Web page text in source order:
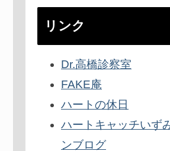
リンク
Dr.高橋診察室
FAKE庵
ハートの休日
ハートキャッチいず
ンブログ